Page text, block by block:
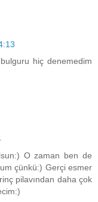
hiç denemedim
O zaman ben de
çünkü:) Gerçi esmer
pilavından daha çok